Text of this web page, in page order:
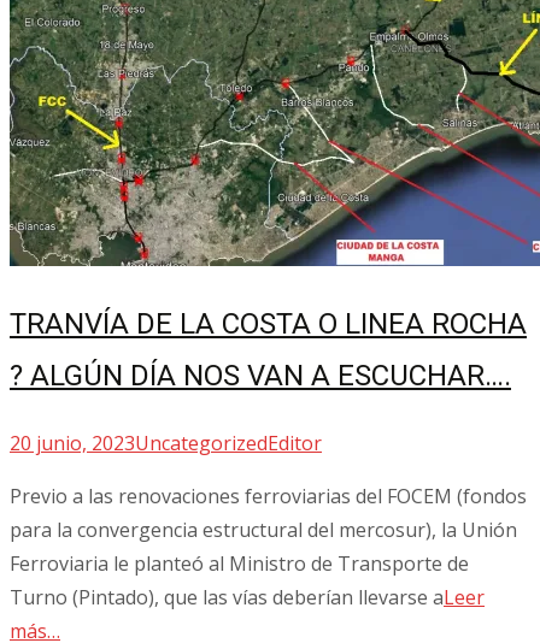
TRANVÍA DE LA COSTA O LINEA ROCHA
? ALGÚN DÍA NOS VAN A ESCUCHAR….
20 junio, 2023UncategorizedEditor
Previo a las renovaciones ferroviarias del FOCEM (fondos
para la convergencia estructural del mercosur), la Unión
Ferroviaria le planteó al Ministro de Transporte de
Turno (Pintado), que las vías deberían llevarse aLeer
más…